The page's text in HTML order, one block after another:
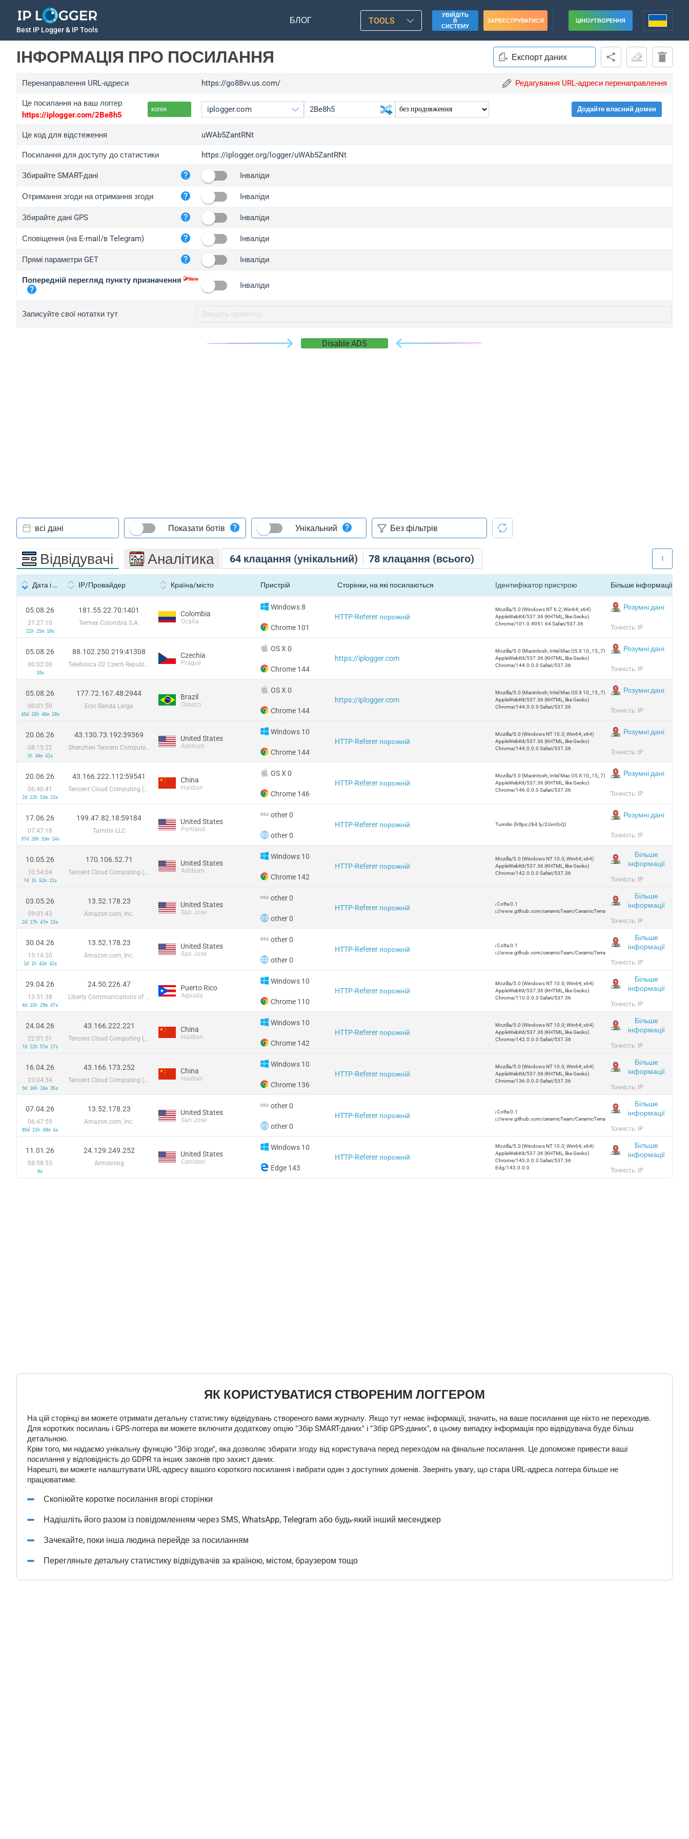
Best IP Logger & IP Tools
БЛОГ TOOLS
УВІЙДІТЬ
В
СИСТЕМУ
ЗАРЕЄСТРУВАТИСЯ ЦІНОУТВОРЕННЯ
ІНФОРМАЦІЯ ПРО ПОСИЛАННЯ Експорт даних
Перенаправлення URL-адреси https://go88vv.us.com/ Редагування URL-адреси перенаправлення
Це посилання на ваш логгер
https://iplogger.com/2Be8h5
копія
iplogger.org
wl.gl
ed.tc
iplogger.com
iplogger.co
2no.co
iplogger.info
iplogger.cn
Додайте власний домен
Це код для відстеження uWAb5ZantRNt
Посилання для доступу до статистики https://iplogger.org/logger/uWAb5ZantRNt
Збирайте SMART-дані Інваліди
Отримання згоди на отримання згоди Інваліди
Збирайте дані GPS Інваліди
Сповіщення (на E-mail/в Telegram) Інваліди
Прямі параметри GET Інваліди
Попередній перегляд пункту призначення
Інваліди
Записуйте свої нотатки тут
Disable ADS
64 клацання (унікальний) 78 клацання (всього)
всі дані Показати ботів Унікальний
Відвідувачі Аналітика 1
Дата і час IP/Провайдер Країна/місто Пристрій Сторінки, на які посилаються Ідентифікатор пристрою Більше інформації
05.08.26
21:27:10
21h 25m 10s
181.55.22.70:1401
Telmex Colombia S.A.
Colombia
Ocaña
Windows 8
Chrome 101
HTTP-Referer порожній
Mozilla/5.0 (Windows NT 6.2; Win64; x64)
AppleWebKit/537.36 (KHTML, like Gecko)
Chrome/101.0.4951.64 Safari/537.36
Розумні дані
Точність: IP
05.08.26
00:02:00
10s
88.102.250.219:41308
Telefonica O2 Czech Republic, a.s.
Czechia
Prague
OS X 0
Chrome 144
https://iplogger.com
Mozilla/5.0 (Macintosh; Intel Mac OS X 10_15_7)
AppleWebKit/537.36 (KHTML, like Gecko)
Chrome/144.0.0.0 Safari/537.36
Розумні дані
Точність: IP
05.08.26
00:01:50
45d 15h 46m 28s
177.72.167.48:2944
Ersc Banda Larga
Brazil
Osasco
OS X 0
Chrome 144
https://iplogger.com
Mozilla/5.0 (Macintosh; Intel Mac OS X 10_15_7)
AppleWebKit/537.36 (KHTML, like Gecko)
Chrome/144.0.0.0 Safari/537.36
Розумні дані
Точність: IP
20.06.26
08:15:22
1h 34m 41s
43.130.73.192:39369
Shenzhen Tencent Computer Systems Company Limited
United States
Ashburn
Windows 10
Chrome 144
HTTP-Referer порожній
Mozilla/5.0 (Windows NT 10.0; Win64; x64)
AppleWebKit/537.36 (KHTML, like Gecko)
Chrome/144.0.0.0 Safari/537.36
Розумні дані
Точність: IP
20.06.26
06:40:41
2d 22h 53m 23s
43.166.222.112:59541
Tencent Cloud Computing (Beijing) Co
China
Haidian
OS X 0
Chrome 146
HTTP-Referer порожній
Mozilla/5.0 (Macintosh; Intel Mac OS X 10_15_7)
AppleWebKit/537.36 (KHTML, like Gecko)
Chrome/146.0.0.0 Safari/537.36
Розумні дані
Точність: IP
17.06.26
07:47:18
37d 20h 53m 14s
199.47.82.18:59184
Turnitin LLC
United States
Portland
other 0
other 0
HTTP-Referer порожній Turnitin (https://bit.ly/2UvnfoQ)
Розумні дані
Точність: IP
10.05.26
10:54:04
7d 1h 52m 21s
170.106.52.71
Tencent Cloud Computing (Beijing) Co
United States
Ashburn
Windows 10
Chrome 142
HTTP-Referer порожній
Mozilla/5.0 (Windows NT 10.0; Win64; x64)
AppleWebKit/537.36 (KHTML, like Gecko)
Chrome/142.0.0.0 Safari/537.36
Більше
інформації
Точність: IP
03.05.26
09:01:43
2d 17h 47m 23s
13.52.178.23
Amazon.com, Inc.
United States
San Jose
other 0
other 0
HTTP-Referer порожній
Terra Cotta 0.1
https://www.github.com/ceramicTeam/CeramicTerracotta
Більше
інформації
Точність: IP
30.04.26
15:14:20
1d 1h 42m 42s
13.52.178.23
Amazon.com, Inc.
United States
San Jose
other 0
other 0
HTTP-Referer порожній
Terra Cotta 0.1
https://www.github.com/ceramicTeam/CeramicTerracotta
Більше
інформації
Точність: IP
29.04.26
13:31:38
4d 15h 29m 47s
24.50.226.47
Liberty Communications of Puerto Rico LLC
Puerto Rico
Aguada
Windows 10
Chrome 110
HTTP-Referer порожній
Mozilla/5.0 (Windows NT 10.0; Win64; x64)
AppleWebKit/537.36 (KHTML, like Gecko)
Chrome/110.0.0.0 Safari/537.36
Більше
інформації
Точність: IP
24.04.26
22:01:51
7d 22h 57m 17s
43.166.222.221
Tencent Cloud Computing (Beijing) Co
China
Haidian
Windows 10
Chrome 142
HTTP-Referer порожній
Mozilla/5.0 (Windows NT 10.0; Win64; x64)
AppleWebKit/537.36 (KHTML, like Gecko)
Chrome/142.0.0.0 Safari/537.36
Більше
інформації
Точність: IP
16.04.26
23:04:34
9d 16h 16m 35s
43.166.173.252
Tencent Cloud Computing (Beijing) Co
China
Haidian
Windows 10
Chrome 136
HTTP-Referer порожній
Mozilla/5.0 (Windows NT 10.0; Win64; x64)
AppleWebKit/537.36 (KHTML, like Gecko)
Chrome/136.0.0.0 Safari/537.36
Більше
інформації
Точність: IP
07.04.26
06:47:59
85d 21h 49m 4s
13.52.178.23
Amazon.com, Inc.
United States
San Jose
other 0
other 0
HTTP-Referer порожній
Terra Cotta 0.1
https://www.github.com/ceramicTeam/CeramicTerracotta
Більше
інформації
Точність: IP
11.01.26
08:58:55
0s
24.129.249.252
Armstrong
United States
Canisteo
Windows 10
Edge 143
HTTP-Referer порожній
Mozilla/5.0 (Windows NT 10.0; Win64; x64)
AppleWebKit/537.36 (KHTML, like Gecko)
Chrome/143.0.0.0 Safari/537.36
Edg/143.0.0.0
Більше
інформації
Точність: IP
ЯК КОРИСТУВАТИСЯ СТВОРЕНИМ ЛОГГЕРОМ
На цій сторінці ви можете отримати детальну статистику відвідувань створеного вами журналу. Якщо тут немає інформації, значить, на ваше посилання ще ніхто не переходив.
Для коротких посилань і GPS-логгера ви можете включити додаткову опцію "Збір SMART-даних" і "Збір GPS-даних", в цьому випадку інформація про відвідувача буде більш
детальною.
Крім того, ми надаємо унікальну функцію "Збір згоди", яка дозволяє збирати згоду від користувача перед переходом на фінальне посилання. Це допоможе привести ваші
посилання у відповідність до GDPR та інших законів про захист даних.
Нарешті, ви можете налаштувати URL-адресу вашого короткого посилання і вибрати один з доступних доменів. Зверніть увагу, що стара URL-адреса логгера більше не
працюватиме.
Скопіюйте коротке посилання вгорі сторінки
Надішліть його разом із повідомленням через SMS, WhatsApp, Telegram або будь-який інший месенджер
Зачекайте, поки інша людина перейде за посиланням
Перегляньте детальну статистику відвідувачів за країною, містом, браузером тощо